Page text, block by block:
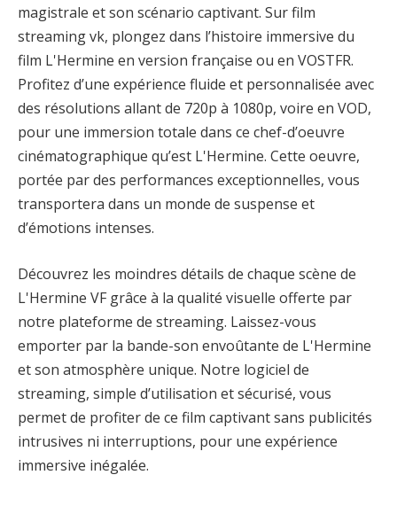
magistrale et son scénario captivant. Sur film
streaming vk, plongez dans l’histoire immersive du
film L'Hermine en version française ou en VOSTFR.
Profitez d’une expérience fluide et personnalisée avec
des résolutions allant de 720p à 1080p, voire en VOD,
pour une immersion totale dans ce chef-d’oeuvre
cinématographique qu’est L'Hermine. Cette oeuvre,
portée par des performances exceptionnelles, vous
transportera dans un monde de suspense et
d’émotions intenses.
Découvrez les moindres détails de chaque scène de
L'Hermine VF grâce à la qualité visuelle offerte par
notre plateforme de streaming. Laissez-vous
emporter par la bande-son envoûtante de L'Hermine
et son atmosphère unique. Notre logiciel de
streaming, simple d’utilisation et sécurisé, vous
permet de profiter de ce film captivant sans publicités
intrusives ni interruptions, pour une expérience
immersive inégalée.